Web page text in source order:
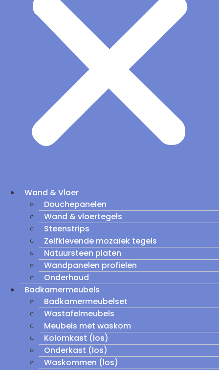
Wand & Vloer
Douchepanelen
Wand & vloertegels
Steenstrips
Zelfklevende mozaïek tegels
Natuursteen platen
Wandpanelen profielen
Onderhoud
Badkamermeubels
Badkamermeubelset
Wastafelmeubels
Meubels met waskom
Kolomkast (los)
Onderkast (los)
Waskommen (los)